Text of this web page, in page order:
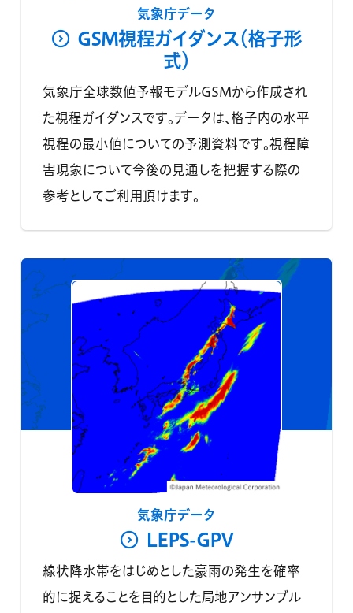
気象庁データ
GSM視程ガイダンス（格子形
式）
気象庁全球数値予報モデルGSMから作成され
た視程ガイダンスです。データは、格子内の水平
視程の最小値についての予測資料です。視程障
害現象について今後の見通しを把握する際の
参考としてご利用頂けます。
気象庁データ
LEPS-GPV
線状降水帯をはじめとした豪雨の発生を確率
的に捉えることを目的とした局地アンサンブル